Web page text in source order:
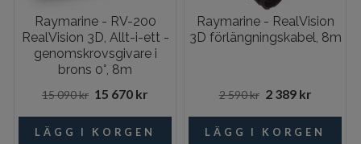
Raymarine - RV-200
RealVision 3D, Allt-i-ett -
genomskrovsgivare i
brons 0°, 8m
15 090 kr 15 670 kr
Raymarine - RealVision
3D förlängningskabel, 8m
2 590 kr 2 389 kr